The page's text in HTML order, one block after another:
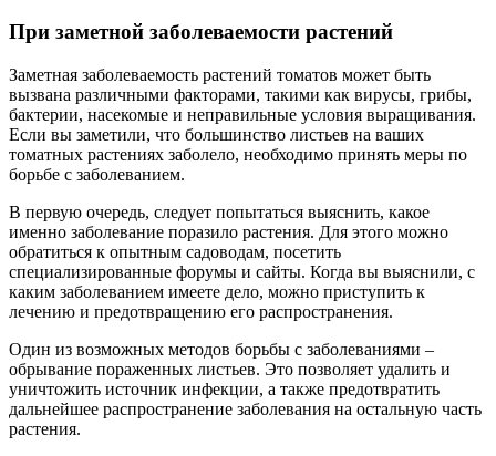
При заметной заболеваемости растений
Заметная заболеваемость растений томатов может быть
вызвана различными факторами, такими как вирусы, грибы,
бактерии, насекомые и неправильные условия выращивания.
Если вы заметили, что большинство листьев на ваших
томатных растениях заболело, необходимо принять меры по
борьбе с заболеванием.
В первую очередь, следует попытаться выяснить, какое
именно заболевание поразило растения. Для этого можно
обратиться к опытным садоводам, посетить
специализированные форумы и сайты. Когда вы выяснили, с
каким заболеванием имеете дело, можно приступить к
лечению и предотвращению его распространения.
Один из возможных методов борьбы с заболеваниями –
обрывание пораженных листьев. Это позволяет удалить и
уничтожить источник инфекции, а также предотвратить
дальнейшее распространение заболевания на остальную часть
растения.